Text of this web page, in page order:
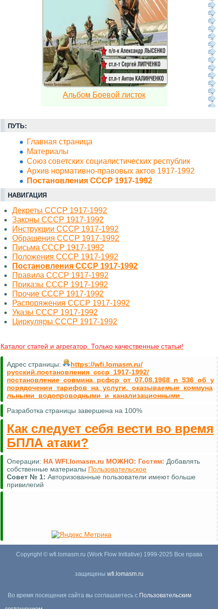
Альбом Боевой листок
ПУТЬ:
Главная страница
Материалы
Союз советских социалистических республик
Архив нормативно-правовых актов 1917-1992
Постановления СССР 1917-1992
НАВИГАЦИЯ
Декреты СССР 1917-1992
Законы СССР 1917-1992
Инструкции СССР 1917-1992
Обращения СССР 1917-1992
Письма СССР 1917-1992
Положения СССР 1917-1992
Постановления СССР 1917-1992
Правила СССР 1917-1992
Приказы СССР 1917-1992
Прочие СССР 1917-1992
Распоряжения СССР 1917-1992
Указы СССР 1917-1992
Циркуляры СССР 1917-1992
Каталог статей и агрегатор. Только качественные статьи!
Адрес страницы:
https://wfi.lomasm.ru/
русский.постановления_ссср_1917-1992/
постановление_совмина_рсфср_от_07.08.1968_n_536_об_у
порядочении_тарифов_на_услуги._оказываемые_коммуна
льными_водопроводными_и_канализационными_
Разработка страницы завершена на 100%
Как следует себя вести во время
БПЛА атаки?
Операции: НА WFI.lomasm.ru МОЖНО: Гостям: Добавлять
собственные материалы Пользовательское
Совет № 1: Авторизованные пользователи имеют больше
привилегий
Copyright © wfi.lomasm.ru (Work Flow Initiative) 1999-2025 Все права
защищены wfi.lomasm.ru
Во время посещения сайта вы соглашаетесь с Пользовательским